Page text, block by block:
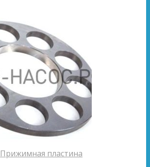
Прижимная пластина